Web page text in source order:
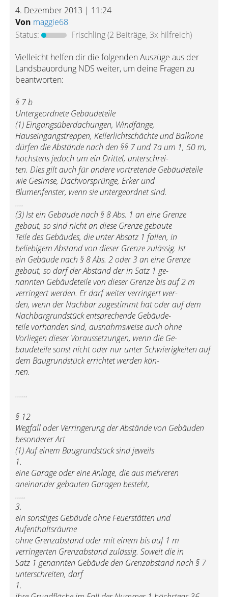
4. Dezember 2013 | 11:24
Von maggie68
Status:
Frischling(2 Beiträge, 3x hilfreich)
Vielleicht helfen dir die folgenden Auszüge aus der
Landsbauordung NDS weiter, um deine Fragen zu
beantworten:
§ 7 b
Untergeordnete Gebäudeteile
(1) Eingangsüberdachungen, Windfänge,
Hauseingangstreppen, Kellerlichtschächte und Balkone
dürfen die Abstände nach den §§ 7 und 7a um 1, 50 m,
höchstens jedoch um ein Drittel, unterschrei-
ten. Dies gilt auch für andere vortretende Gebäudeteile
wie Gesimse, Dachvorsprünge, Erker und
Blumenfenster, wenn sie untergeordnet sind.
....
(3) Ist ein Gebäude nach § 8 Abs. 1 an eine Grenze
gebaut, so sind nicht an diese Grenze gebaute
Teile des Gebäudes, die unter Absatz 1 fallen, in
beliebigem Abstand von dieser Grenze zulässig. Ist
ein Gebäude nach § 8 Abs. 2 oder 3 an eine Grenze
gebaut, so darf der Abstand der in Satz 1 ge-
nannten Gebäudeteile von dieser Grenze bis auf 2 m
verringert werden. Er darf weiter verringert wer-
den, wenn der Nachbar zugestimmt hat oder auf dem
Nachbargrundstück entsprechende Gebäude-
teile vorhanden sind, ausnahmsweise auch ohne
Vorliegen dieser Voraussetzungen, wenn die Ge-
bäudeteile sonst nicht oder nur unter Schwierigkeiten auf
dem Baugrundstück errichtet werden kön-
nen.
......
§ 12
Wegfall oder Verringerung der Abstände von Gebäuden
besonderer Art
(1) Auf einem Baugrundstück sind jeweils
1.
eine Garage oder eine Anlage, die aus mehreren
aneinander gebauten Garagen besteht,
.....
3.
ein sonstiges Gebäude ohne Feuerstätten und
Aufenthaltsräume
ohne Grenzabstand oder mit einem bis auf 1 m
verringerten Grenzabstand zulässig. Soweit die in
Satz 1 genannten Gebäude den Grenzabstand nach § 7
unterschreiten, darf
1.